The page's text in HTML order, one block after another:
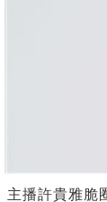
主播許貴雅